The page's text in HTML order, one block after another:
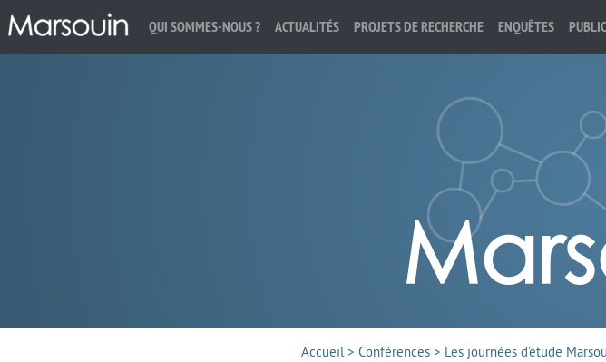
QUI SOMMES-NOUS ? ACTUALITÉS PROJETS DE RECHERCHE ENQUÊTES
Accueil> Conférences > Les journées d’étude